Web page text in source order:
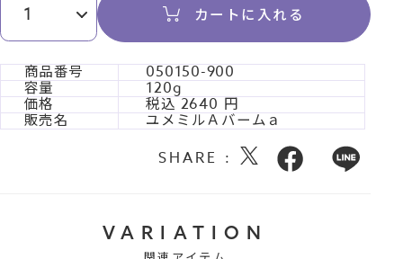
カートに入れる
商品番号 050150-900
容量 120g
価格 税込2640
販売名
ユメミルＡバームａ
SHARE :
VARIATION